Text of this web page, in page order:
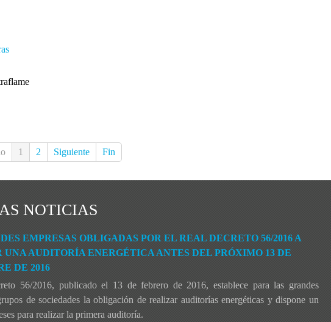
1 2 Siguiente Fin
NOTICIAS
EMPRESAS OBLIGADAS POR EL REAL DECRETO 56/2016 A
AUDITORÍA ENERGÉTICA ANTES DEL PRÓXIMO 13 DE
DE 2016
56/2016, publicado el 13 de febrero de 2016, establece para las grandes
de sociedades la obligación de realizar auditorías energéticas y dispone un
para realizar la primera auditoría.